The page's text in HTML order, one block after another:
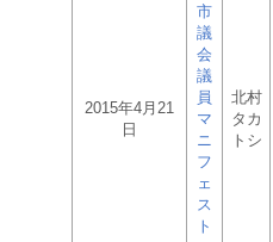
2015年4月21
日
市
議
会
議
員
マ
ニ
フ
ェ
ス
ト
北村
タカ
トシ